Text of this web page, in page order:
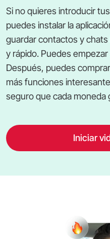
Si no quieres introducir
puedes instalar la
guardar contactos y
y rápido. Puedes
Después, puedes
más funciones
seguro que cada moneda
Iniciar